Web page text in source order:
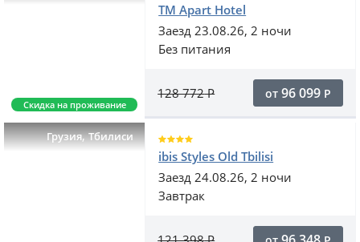
Скидка на проживание
TM Apart Hotel
Заезд 23.08.26, 2 ночи
Без питания
128 772Р от 96 099 Р
Грузия,Тбилиси
ibis Styles Old Tbilisi
Заезд 24.08.26, 2 ночи
Завтрак